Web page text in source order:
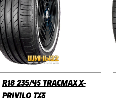
R18 235/45 TRACMAX X-
PRIVILO TX3